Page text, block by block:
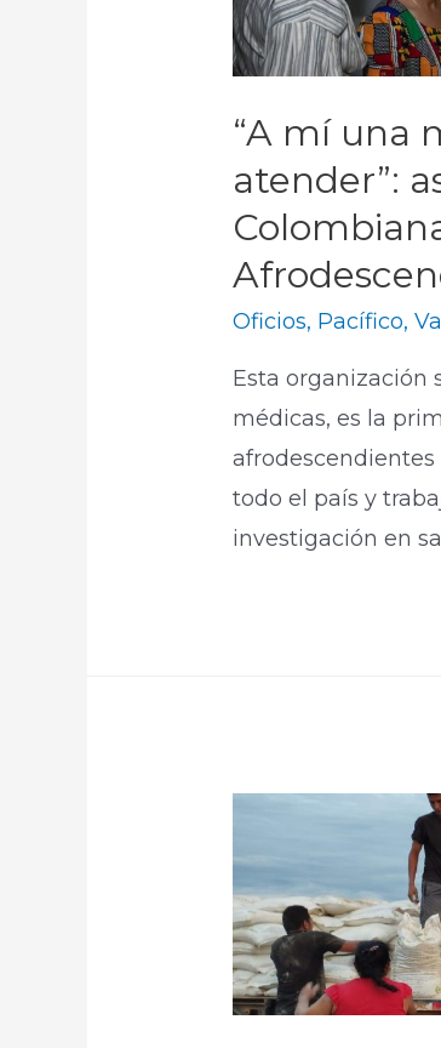
“A mí una
atender”:
Oficios, Pacífico,
Esta organización
médicas, es la
afrodescendientes
todo el país y
investigación en